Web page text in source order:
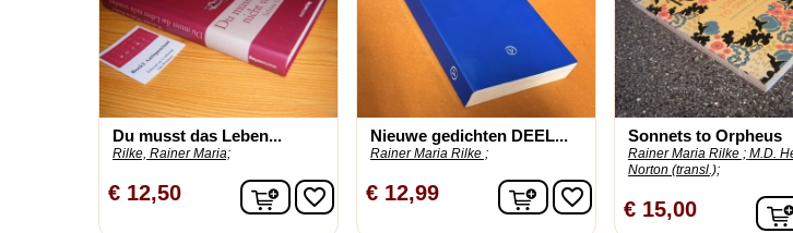
Du musst das Leben...
Rilke, Rainer Maria;
€ 12,50 In winkelwagen
favorite_border
Nieuwe gedichten DEEL...
Rainer Maria Rilke ;
€ 12,99 In winkelwagen
favorite_border
Sonnets to Orpheus
Rainer Maria Rilke ; M.D.
Norton (transl.);
€ 15,00